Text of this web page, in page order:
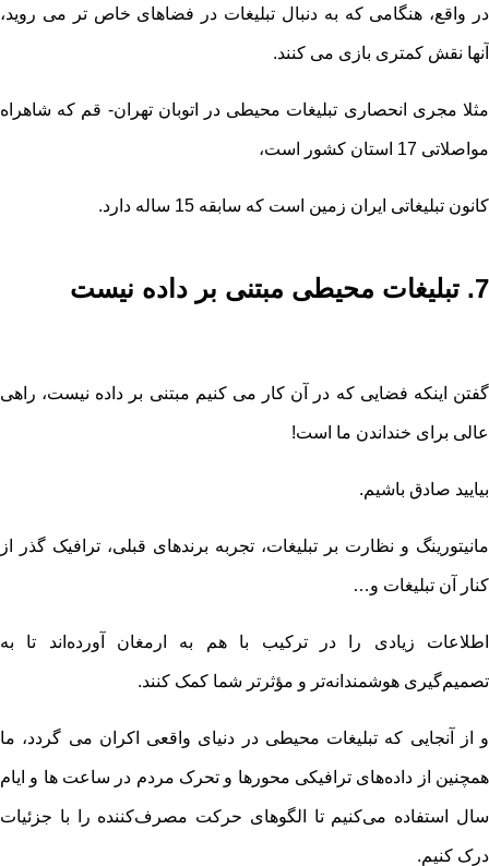
در واقع، هنگامی که به دنبال تبلیغات در فضاهای خاص تر می روید،
آنها نقش کمتری بازی می کنند.
مثلا مجری انحصاری تبلیغات محیطی در اتوبان تهران- قم که شاهراه
مواصلاتی 17 استان کشور است،
کانون تبلیغاتی ایران زمین است که سابقه 15 ساله دارد.
7. تبلیغات محیطی مبتنی بر داده نیست
گفتن اینکه فضایی که در آن کار می کنیم مبتنی بر داده نیست، راهی
عالی برای خنداندن ما است!
بیایید صادق باشیم.
مانیتورینگ و نظارت بر تبلیغات، تجربه برندهای قبلی، ترافیک گذر از
کنار آن تبلیغات و…
اطلاعات زیادی را در ترکیب با هم به ارمغان آورده‌اند تا به
تصمیم‌گیری هوشمندانه‌تر و مؤثرتر شما کمک کنند.
و از آنجایی که تبلیغات محیطی در دنیای واقعی اکران می گردد، ما
همچنین از داده‌های ترافیکی محورها و تحرک مردم در ساعت ها و ایام
سال استفاده می‌کنیم تا الگوهای حرکت مصرف‌کننده را با جزئیات
درک کنیم.